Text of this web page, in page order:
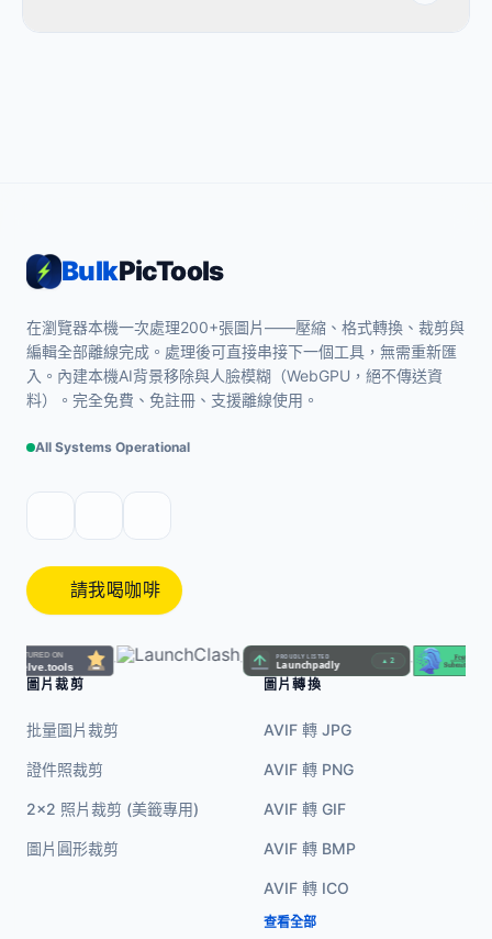
BulkPicTools
在瀏覽器本機一次處理200+張圖片——壓縮、格式轉換、裁剪與
編輯全部離線完成。處理後可直接串接下一個工具，無需重新匯
入。內建本機AI背景移除與人臉模糊（WebGPU，絕不傳送資
料）。完全免費、免註冊、支援離線使用。
All Systems Operational
請我喝咖啡
· ·
圖片裁剪
批量圖片裁剪
證件照裁剪
2x2 照片裁剪 (美籤專用)
圖片圓形裁剪
圖片轉換
AVIF 轉 JPG
AVIF 轉 PNG
AVIF 轉 GIF
AVIF 轉 BMP
AVIF 轉 ICO
查看全部